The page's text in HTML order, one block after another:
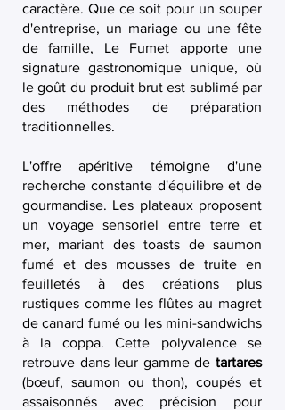
caractère. Que ce soit pour un souper
d'entreprise, un mariage ou une fête
de famille, Le Fumet apporte une
signature gastronomique unique, où
le goût du produit brut est sublimé par
des méthodes de préparation
traditionnelles.
L'offre apéritive témoigne d'une
recherche constante d'équilibre et de
gourmandise. Les plateaux proposent
un voyage sensoriel entre terre et
mer, mariant des toasts de saumon
fumé et des mousses de truite en
feuilletés à des créations plus
rustiques comme les flûtes au magret
de canard fumé ou les mini-sandwichs
à la coppa. Cette polyvalence se
retrouve dans leur gamme de tartares
(bœuf, saumon ou thon), coupés et
assaisonnés avec précision pour